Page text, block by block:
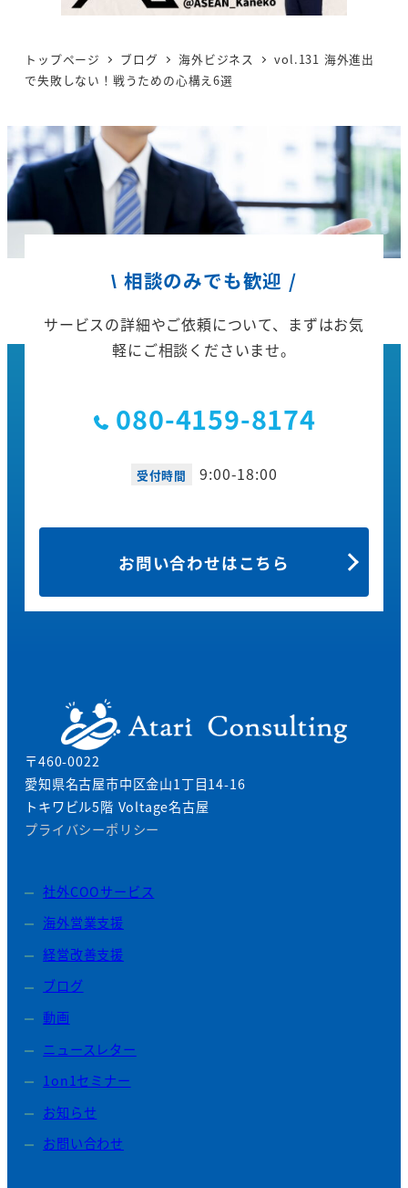
トップページ ブログ 海外ビジネス
vol.131 海外進出
で失敗しない！戦うための心構え6選
\ 相談のみでも歓迎 /
サービスの詳細やご依頼について、
まずはお気
軽にご相談くださいませ。
080-4159-8174
受付時間 9:00-18:00
お問い合わせはこちら
〒460-0022
愛知県名古屋市中区金山1丁目14-16
トキワビル5階 Voltage名古屋
プライバシーポリシー
社外COOサービス
海外営業支援
経営改善支援
ブログ
動画
ニュースレター
1on1セミナー
お知らせ
お問い合わせ